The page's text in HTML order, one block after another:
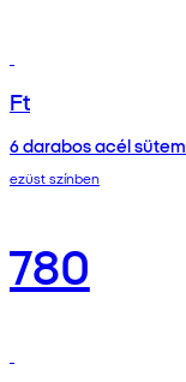
Ft
6 darabos acél
ezüst színben
780